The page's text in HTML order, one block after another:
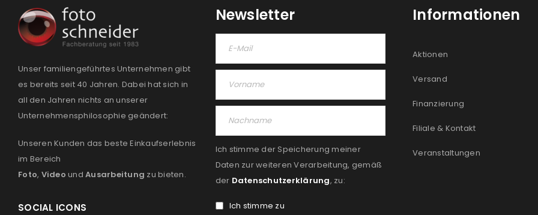
Unser familiengeführtes Unternehmen gibt
es bereits seit 40 Jahren. Dabei hat sich in
all den Jahren nichts an unserer
Unternehmensphilosophie geändert:
Unseren Kunden das beste Einkaufserlebnis
im Bereich
Foto, Video und Ausarbeitung zu bieten.
SOCIAL ICONS
Newsletter
Ich stimme der Speicherung meiner
Daten zur weiteren Verarbeitung, gemäß
der Datenschutzerklärung, zu:
Ich stimme zu
Informationen
Aktionen
Versand
Finanzierung
Filiale & Kontakt
Veranstaltungen